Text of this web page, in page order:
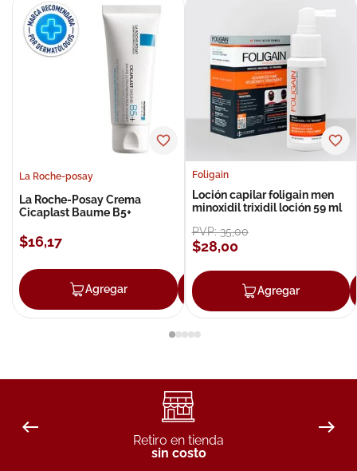
La Roche-posay
La Roche-Posay Crema
Cicaplast Baume B5+
$16,17
Agregar Agregar
Foligain
Loción capilar foligain men
minoxidil trixidil loción 59 ml
PVP:35,00
$28,00
Agregar
Retiro en tienda
sin costo